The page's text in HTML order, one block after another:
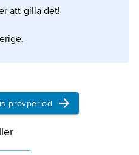
att gilla det!
provperiod